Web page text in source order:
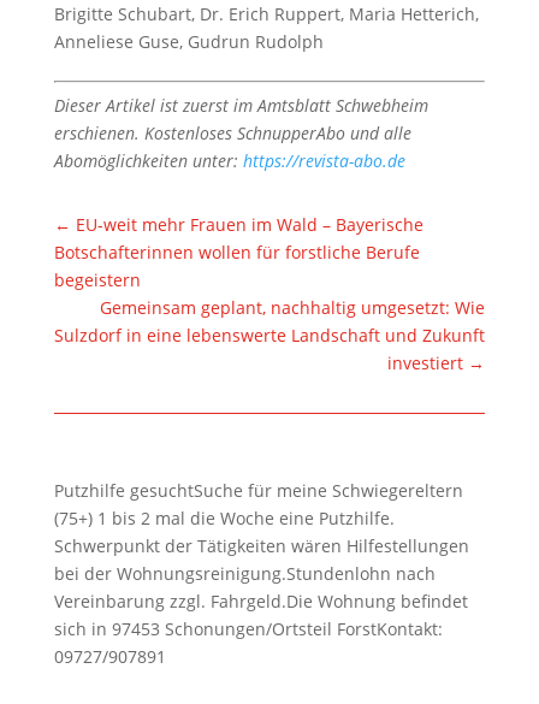
Brigitte Schubart, Dr. Erich Ruppert, Maria Hetterich,
Anneliese Guse, Gudrun Rudolph
Dieser Artikel ist zuerst im Amtsblatt Schwebheim
erschienen. Kostenloses SchnupperAbo und alle
Abomöglichkeiten unter: https://revista-abo.de
← EU-weit mehr Frauen im Wald – Bayerische
Botschafterinnen wollen für forstliche Berufe
begeistern
Gemeinsam geplant, nachhaltig umgesetzt: Wie
Sulzdorf in eine lebenswerte Landschaft und Zukunft
investiert →
Putzhilfe gesuchtSuche für meine Schwiegereltern
(75+) 1 bis 2 mal die Woche eine Putzhilfe.
Schwerpunkt der Tätigkeiten wären Hilfestellungen
bei der Wohnungsreinigung.Stundenlohn nach
Vereinbarung zzgl. Fahrgeld.Die Wohnung befindet
sich in 97453 Schonungen/Ortsteil ForstKontakt:
09727/907891